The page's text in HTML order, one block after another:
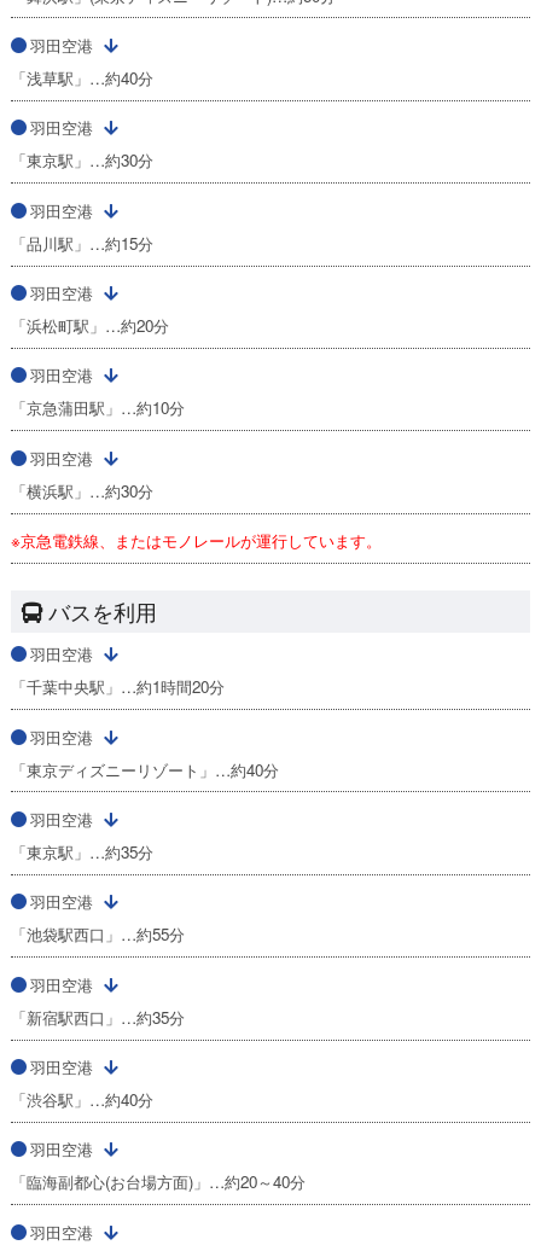
羽田空港
「浅草駅」…約40分
羽田空港
「東京駅」…約30分
羽田空港
「品川駅」…約15分
羽田空港
「浜松町駅」…約20分
羽田空港
「京急蒲田駅」…約10分
羽田空港
「横浜駅」…約30分
※京急電鉄線、またはモノレールが運行しています。
バスを利用
羽田空港
「千葉中央駅」…約1時間20分
羽田空港
「東京ディズニーリゾート」…約40分
羽田空港
「東京駅」…約35分
羽田空港
「池袋駅西口」…約55分
羽田空港
「新宿駅西口」…約35分
羽田空港
「渋谷駅」…約40分
羽田空港
「臨海副都心(お台場方面)」…約20～40分
羽田空港